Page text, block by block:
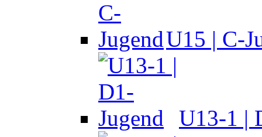
U15 | C-
U13-1 |